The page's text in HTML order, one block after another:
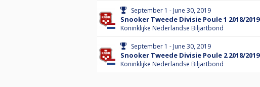
September 1 - June 30, 2019
Snooker Tweede Divisie Poule 1 2018/2019
Koninklijke Nederlandse Biljartbond
September 1 - June 30, 2019
Snooker Tweede Divisie Poule 2 2018/2019
Koninklijke Nederlandse Biljartbond